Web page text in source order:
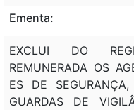
Ementa:
EXCLUI DO
REMUNERADA OS
ES DE SEGURANÇA,
GUARDAS DE